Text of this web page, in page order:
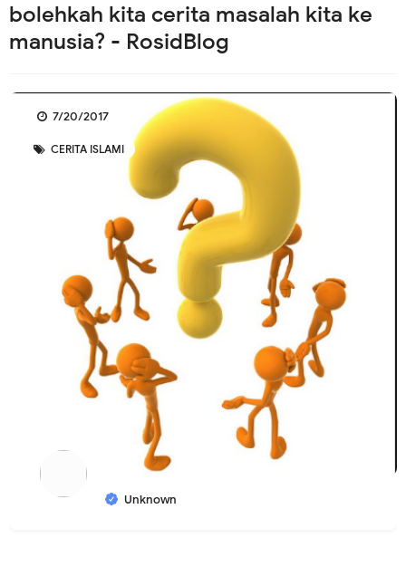
bolehkah kita cerita masalah kita ke
manusia? - RosidBlog
CERITA ISLAMI
Unknown
7/20/2017